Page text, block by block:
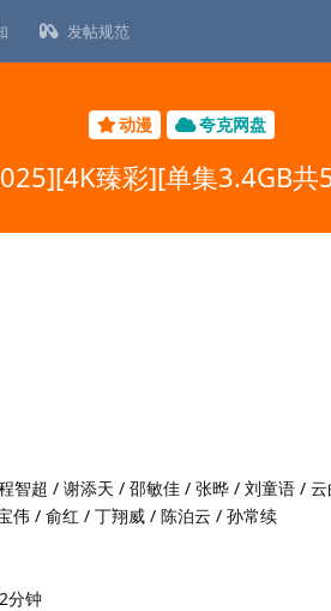
发帖规范
动漫 夸克网盘
臻彩][单集3.4GB
智超 / 谢添天 / 邵敏佳 / 张晔 / 刘童语 /
伟 / 俞红 / 丁翔威 / 陈泊云 / 孙常续
分钟